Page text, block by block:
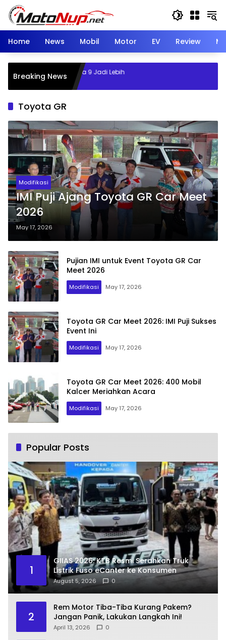
Skip
content
Home
News Mobil Motor EV Review
Breaking News
Ubah Maxus Mifa 9 Jadi Lebih
di GIIAS 2026
Toyota GR
Modifikasi
IMI Puji Ajang Toyota GR Car Meet
2026
May 17, 2026
Pujian IMI untuk Event Toyota GR Car
Meet 2026
Modifikasi May 17, 2026
Toyota GR Car Meet 2026: IMI Puji Sukses
Event Ini
Modifikasi May 17, 2026
Toyota GR Car Meet 2026: 400 Mobil
Kalcer Meriahkan Acara
Modifikasi May 17, 2026
Popular Posts
1
GIIAS 2026: KTB Resmi Serahkan Truk
Listrik Fuso eCanter ke Konsumen
August 5, 2026 0
2
Rem Motor Tiba-Tiba Kurang Pakem?
Jangan Panik, Lakukan Langkah Ini!
April 13, 2026 0